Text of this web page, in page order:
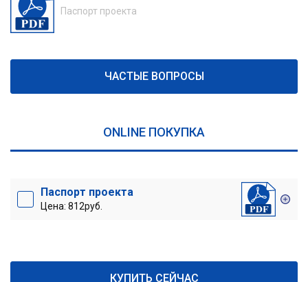
Паспорт проекта
ЧАСТЫЕ ВОПРОСЫ
ONLINE ПОКУПКА
Паспорт проекта
Цена: 812руб.
КУПИТЬ СЕЙЧАС